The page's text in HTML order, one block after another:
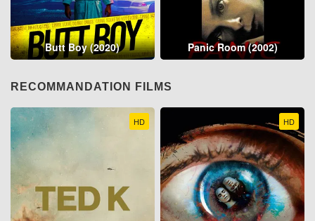
Butt Boy (2020) Panic Room (2002)
RECOMMANDATION FILMS
HD HD